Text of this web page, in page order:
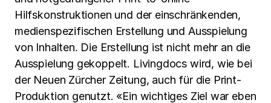
Hilfskonstruktionen und der einschränkenden,
medienspezifischen Erstellung und Ausspielung
von Inhalten. Die Erstellung ist nicht mehr an die
Ausspielung gekoppelt. Livingdocs wird, wie bei
der Neuen Zürcher Zeitung, auch für die Print-
Produktion genutzt. «Ein wichtiges Ziel war eben